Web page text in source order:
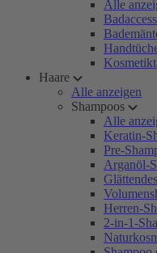
Alle
Haare
Alle anzeigen
Shampoos
Alle
Keratin-
Pre-
Arganöl-
Herren-
2-in-1-